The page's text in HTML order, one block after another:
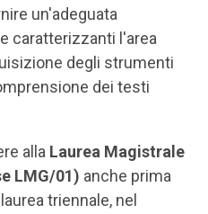
un'adeguata
caratterizzanti l'area
degli strumenti
dei testi
alla Laurea Magistrale
LMG/01) anche prima
triennale, nel